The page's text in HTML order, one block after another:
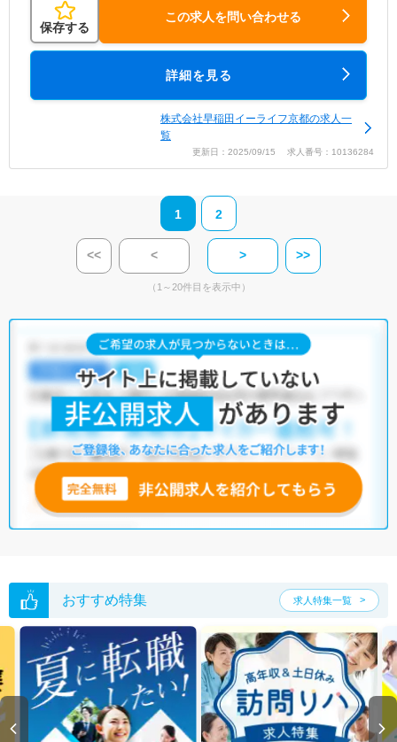
保存する
この求人を問い合わせる
詳細を見る
株式会社早稲田イーライフ京都の求人一
覧
更新日：2025/09/15 求人番号：10136284
1 2
<< < > >>
（1～20件目を表示中）
おすすめ特集 求人特集一覧